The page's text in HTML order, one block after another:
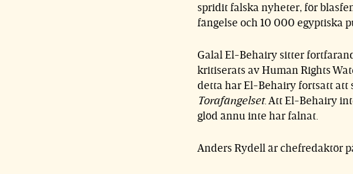
spridit falska nyheter, för
fängelse och 10 000 egyptiska
Galal El-Behairy sitter
kritiserats av Human Rights
detta har El-Behairy fortsatt att
Torafängelset. Att El-Behairy
glöd ännu inte har falnat.
Anders Rydell är chefredaktör